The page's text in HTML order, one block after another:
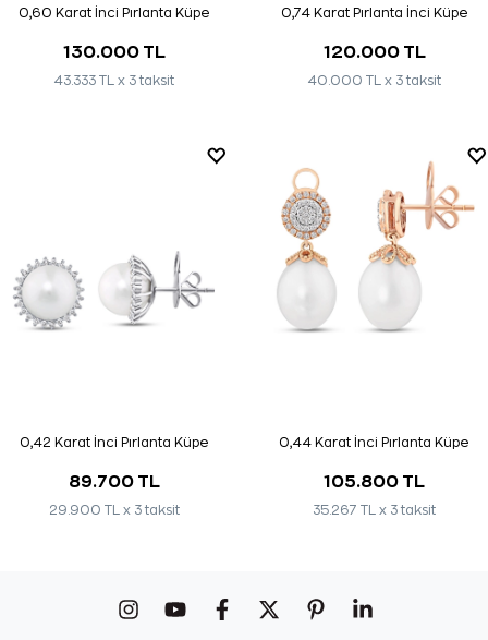
0,60 Karat İnci Pırlanta Küpe
130.000 TL
43.333 TL x 3 taksit
0,74 Karat Pırlanta İnci Küpe
120.000 TL
40.000 TL x 3 taksit
0,42 Karat İnci Pırlanta Küpe
89.700 TL
29.900 TL x 3 taksit
0,44 Karat İnci Pırlanta Küpe
105.800 TL
35.267 TL x 3 taksit